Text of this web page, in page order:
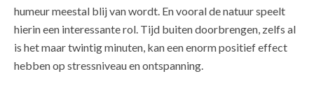
humeur meestal blij van wordt. En vooral de natuur speelt
hierin een interessante rol. Tijd buiten doorbrengen, zelfs al
is het maar twintig minuten, kan een enorm positief effect
hebben op stressniveau en ontspanning.